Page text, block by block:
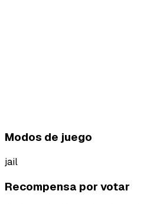
Modos de juego
jail
Recompensa por votar